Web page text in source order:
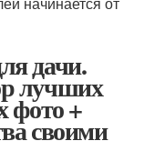
дачи.
лучших
фото +
своими